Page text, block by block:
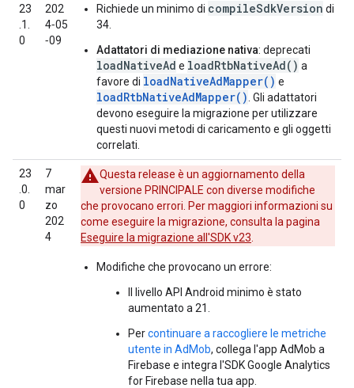
23
.1.
0
202
4‑05
‑09
Richiede un minimo di compileSdkVersion di
34.
Adattatori di mediazione nativa: deprecati
loadNativeAd e loadRtbNativeAd() a
favore di loadNativeAdMapper() e
loadRtbNativeAdMapper() . Gli adattatori
devono eseguire la migrazione per utilizzare
questi nuovi metodi di caricamento e gli oggetti
correlati.
23
.0.
0
7
mar
zo
202
4
Questa release è un aggiornamento della
versione PRINCIPALE con diverse modifiche
che provocano errori. Per maggiori informazioni su
come eseguire la migrazione, consulta la pagina
Eseguire la migrazione all'SDK v23
Modifiche che provocano un errore:
Il livello API Android minimo è stato
aumentato a 21.
Percontinuare a raccogliere le metriche
utente in AdMob, collega l'app AdMob a
Firebase e integra l'SDK Google Analytics
for Firebase nella tua app.